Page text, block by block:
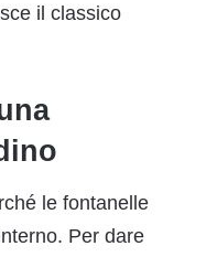
il classico
le fontanelle
Per dare